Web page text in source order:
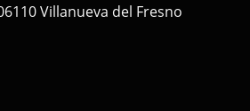
Villanueva del Fresno